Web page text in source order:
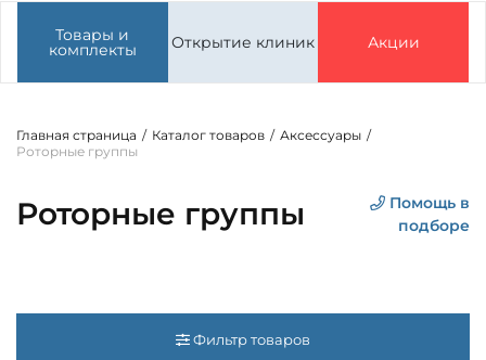
Товары и
комплекты Открытие клиник Акции
Главная страница / Каталог товаров / Аксессуары /
Роторные группы
Роторные группы
Помощь в
подборе
Фильтр товаров